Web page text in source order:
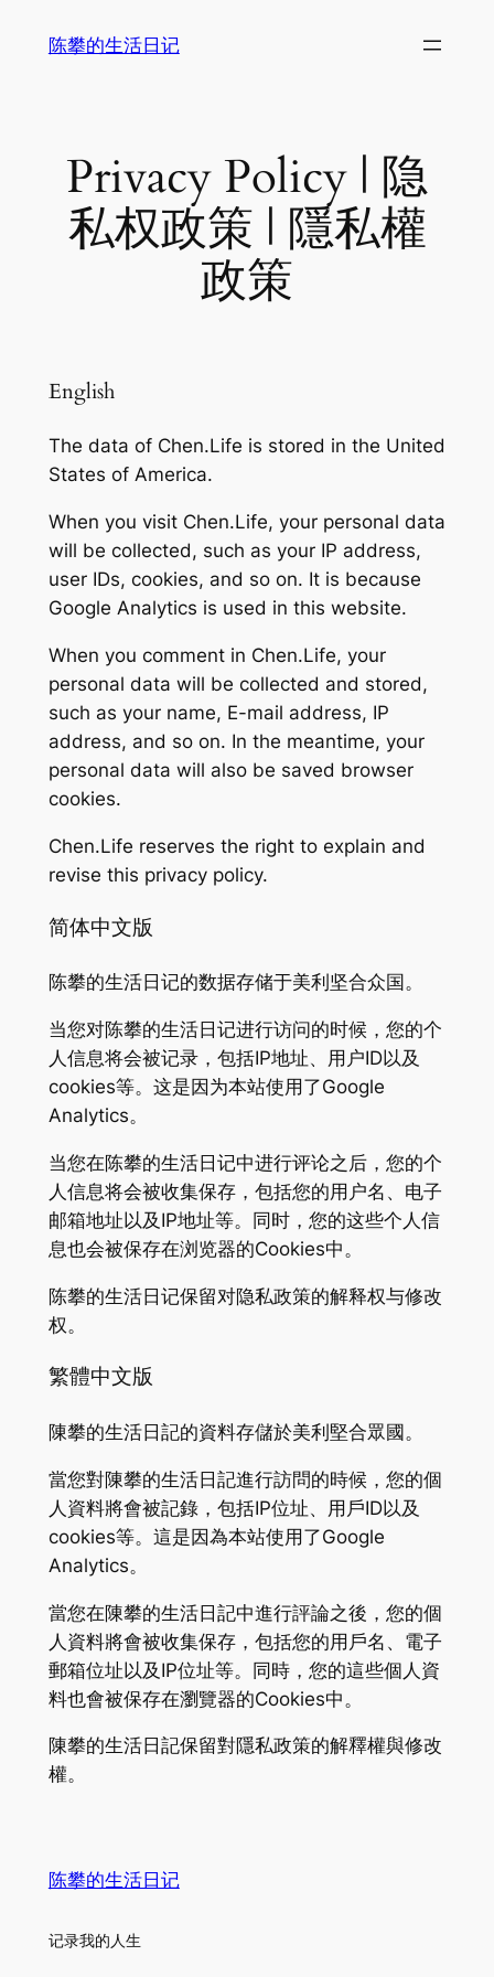
陈攀的生活日记
Privacy Policy | 隐
私权政策 | 隱私權
政策
English
The data of Chen.Life is stored in the United
States of America.
When you visit Chen.Life, your personal data
will be collected, such as your IP address,
user IDs, cookies, and so on. It is because
Google Analytics is used in this website.
When you comment in Chen.Life, your
personal data will be collected and stored,
such as your name, E-mail address, IP
address, and so on. In the meantime, your
personal data will also be saved browser
cookies.
Chen.Life reserves the right to explain and
revise this privacy policy.
简体中文版
陈攀的生活日记的数据存储于美利坚合众国。
当您对陈攀的生活日记进行访问的时候，您的个
人信息将会被记录，包括IP地址、用户ID以及
cookies等。这是因为本站使用了Google
Analytics。
当您在陈攀的生活日记中进行评论之后，您的个
人信息将会被收集保存，包括您的用户名、电子
邮箱地址以及IP地址等。同时，您的这些个人信
息也会被保存在浏览器的Cookies中。
陈攀的生活日记保留对隐私政策的解释权与修改
权。
繁體中文版
陳攀的生活日記的資料存儲於美利堅合眾國。
當您對陳攀的生活日記進行訪問的時候，您的個
人資料將會被記錄，包括IP位址、用戶ID以及
cookies等。這是因為本站使用了Google
Analytics。
當您在陳攀的生活日記中進行評論之後，您的個
人資料將會被收集保存，包括您的用戶名、電子
郵箱位址以及IP位址等。同時，您的這些個人資
料也會被保存在瀏覽器的Cookies中。
陳攀的生活日記保留對隱私政策的解釋權與修改
權。
陈攀的生活日记
记录我的人生